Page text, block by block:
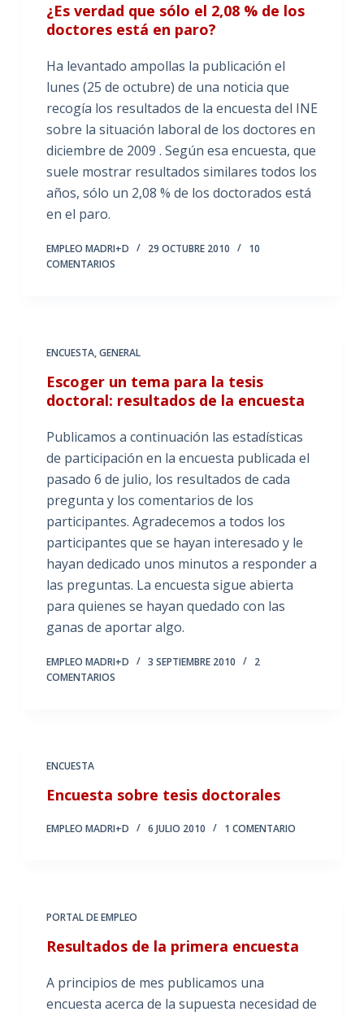
¿Es verdad que sólo el 2,08 % de los
doctores está en paro?
Ha levantado ampollas la publicación el
lunes (25 de octubre) de una noticia que
recogía los resultados de la encuesta del INE
sobre la situación laboral de los doctores en
diciembre de 2009 . Según esa encuesta, que
suele mostrar resultados similares todos los
años, sólo un 2,08 % de los doctorados está
en el paro.
EMPLEO MADRI+D 29 OCTUBRE 2010
10
COMENTARIOS
ENCUESTA,GENERAL
Escoger un tema para la tesis
doctoral: resultados de la encuesta
Publicamos a continuación las estadísticas
de participación en la encuesta publicada el
pasado 6 de julio, los resultados de cada
pregunta y los comentarios de los
participantes. Agradecemos a todos los
participantes que se hayan interesado y le
hayan dedicado unos minutos a responder a
las preguntas. La encuesta sigue abierta
para quienes se hayan quedado con las
ganas de aportar algo.
EMPLEO MADRI+D 3 SEPTIEMBRE 2010
2
COMENTARIOS
ENCUESTA
Encuesta sobre tesis doctorales
EMPLEO MADRI+D 6 JULIO 2010 1 COMENTARIO
PORTAL DE EMPLEO
Resultados de la primera encuesta
A principios de mes publicamos una
encuesta acerca de la supuesta necesidad de